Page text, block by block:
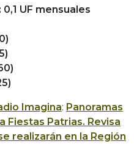
UF mensuales
Imagina: Panoramas
Fiestas Patrias. Revisa
realizarán en la Región